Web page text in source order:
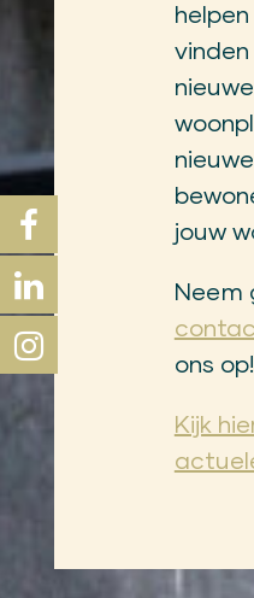
nieuwe
nieuwe
jouw
Neem
ons op!
Kijk